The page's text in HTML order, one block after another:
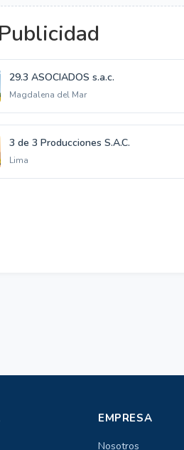
29.3 ASOCIADOS s.a.c.
Magdalena del Mar
3 de 3 Producciones S.A.C.
Lima
EMPRESA
Nosotros